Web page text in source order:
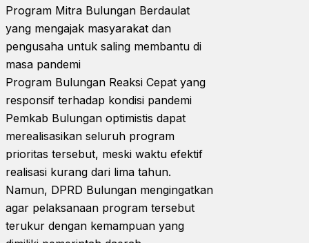
Program Mitra Bulungan Berdaulat
yang mengajak masyarakat dan
pengusaha untuk saling membantu di
masa pandemi
Program Bulungan Reaksi Cepat yang
responsif terhadap kondisi pandemi
Pemkab Bulungan optimistis dapat
merealisasikan seluruh program
prioritas tersebut, meski waktu efektif
realisasi kurang dari lima tahun.
Namun, DPRD Bulungan mengingatkan
agar pelaksanaan program tersebut
terukur dengan kemampuan yang